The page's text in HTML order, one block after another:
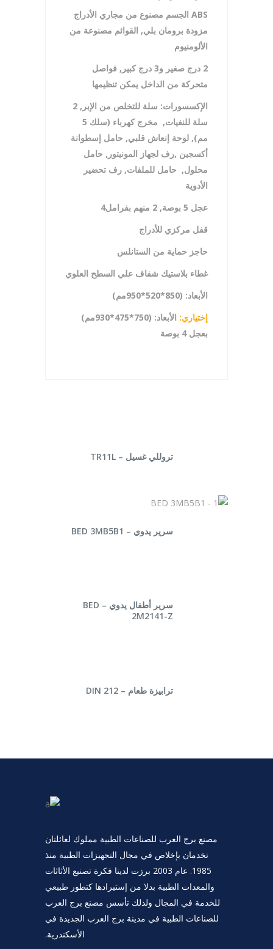
ABS الجسم مصنوع من مجاري الأدراج
مزودة برومان بلي, القوائم مصنوعة من
الألومنيوم
2
درج صغير و3 درج كبير, فواصل
متحركة من الداخل يمكن تنظيمها
الإكسسورات: سلة للتخلص من الإبر, 2
سلة للنفيات,
مخرج كهرباء (سلك 5
مم), لوحة إنعاش قلبي, حامل إسطوانة
أكسجين ,رف لجهاز المونيتور, حامل
محلول, حامل للملفات, رف تحضير
الأدوية
عجل 5 بوصة, 2 منهم بفرامل
4
قفل مركزي للأدراج
حاجز حماية من الستانلس
غطاء بلاستيك شفاف علي السطح العلوي
الأبعاد: (850*520*950مم)
إختياري:
الأبعاد: (750*475*930مم)
بعجل 4 بوصة
تروللي غسيل – TR11L
سرير يدوي – BED 3MB5B1
سرير أطفال يدوي – BED
2M2141-Z
ترابيزة طعام – DIN 212
مصنع برج العرب للصناعات الطبية مملوك لعائلتان
تخدمان بإخلاص في مجال التجهيزات الطبية منذ
1985. عام 2003 برزت لدينا فكرة تصنيع الأثاثات
والمعدات الطبية بدلا من إستيرادها كتطور طبيعي
للخدمة في المجال ولذلك تأسس مصنع برج العرب
للصناعات الطبية في مدينة برج العرب الجديدة في
الأسكندرية.